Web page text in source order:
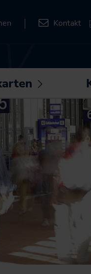
Kontakt
Untermenü
öffnen /
schließen
im Abo